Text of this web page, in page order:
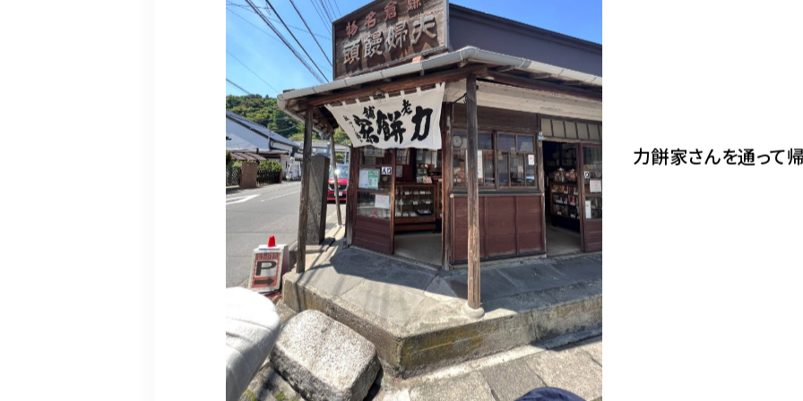
力餅家さんを通って帰